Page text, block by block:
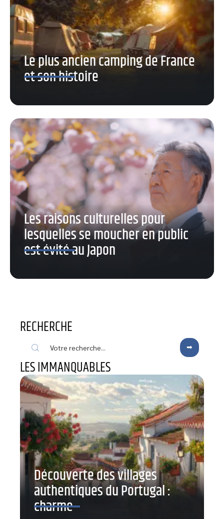
Le plus ancien camping de France
et son histoire
Les raisons culturelles pour
lesquelles se moucher en public
est évité au Japon
RECHERCHE
LES IMMANQUABLES
Découverte des villages
authentiques du Portugal :
charme